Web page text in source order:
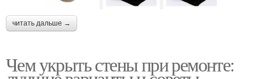
читать дальше →
Чем укрыть стены при ремонте: